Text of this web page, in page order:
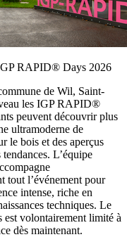
RAPID® Days 2026
de Wil, Saint-
les IGP RAPID®
peuvent découvrir plus
ultramoderne de
le bois et des aperçus
L’équipe
tout l’événement pour
intense, riche en
techniques. Le
est volontairement limité à
dès maintenant.